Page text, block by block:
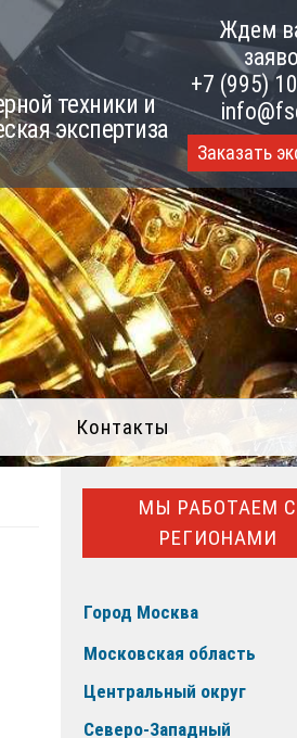
техники и
экспертиза
Ждем
+7 (995)
Заказать
Контакты
МЫ РАБОТАЕМ С
РЕГИОНАМИ
Город Москва
Московская область
Центральный округ
Северо-Западный